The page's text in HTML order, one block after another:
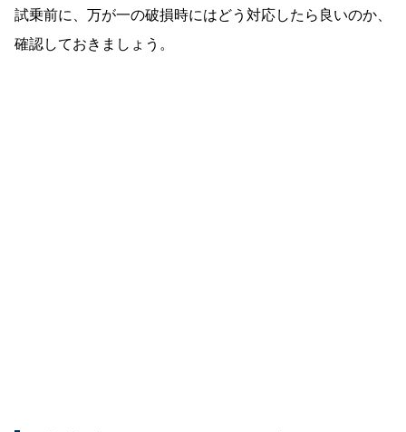
試乗前に、万が一の破損時にはどう対応したら良いのか、
確認しておきましょう。